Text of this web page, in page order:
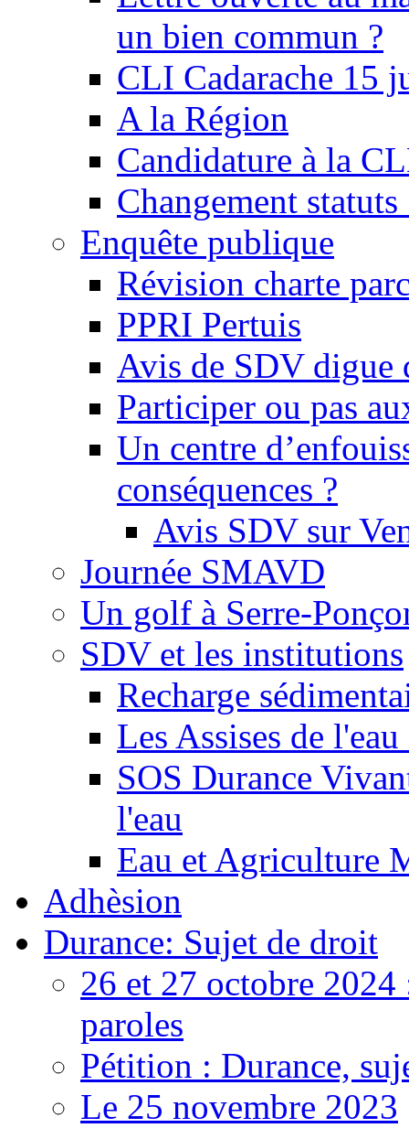
un bien commun ?
CLI Cadarache 15
A la Région
Candidature à la
Changement
Enquête publique
Révision charte
PPRI Pertuis
Avis de SDV digue
Participer ou pas
Un centre
conséquences ?
Avis SDV sur
Journée SMAVD
Un golf à Serre-
SDV et les institutions
Recharge
Les Assises de
SOS Durance
l'eau
Eau et Agriculture
Adhèsion
Durance: Sujet de droit
26 et 27 octobre 2024
paroles
Pétition : Durance,
Le 25 novembre 2023